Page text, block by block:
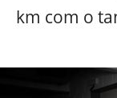
km com o